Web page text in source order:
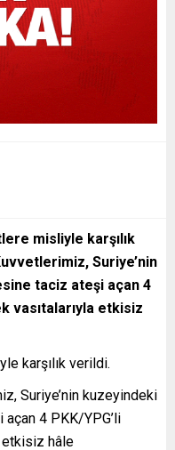
misliyle karşılık
Suriye’nin
taciz ateşi açan 4
vasıtalarıyla etkisiz
karşılık verildi.
Suriye’nin kuzeyindeki
açan 4 PKK/YPG’li
etkisiz hâle